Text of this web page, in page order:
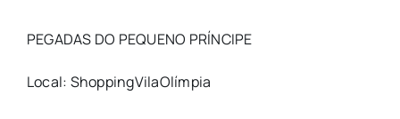
PEGADAS DO PEQUENO PRÍNCIPE
Local: ShoppingVilaOlímpia